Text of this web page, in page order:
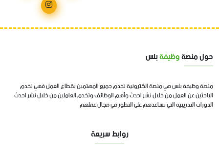
حول منصةوظيفةبلس
منصة وظيفة بلس هي منصة الكترونية تخدم جميع المهتمين بقطاع العمل فهي تخدم
الباحثين عن العمل من خلال نشر احدث وأهم الوظائف وتخدم العاملين من خلال نشر احدث
الدورات التدريبية التي تساعدهم على التطور في مجال عملهم
روابط سريعة